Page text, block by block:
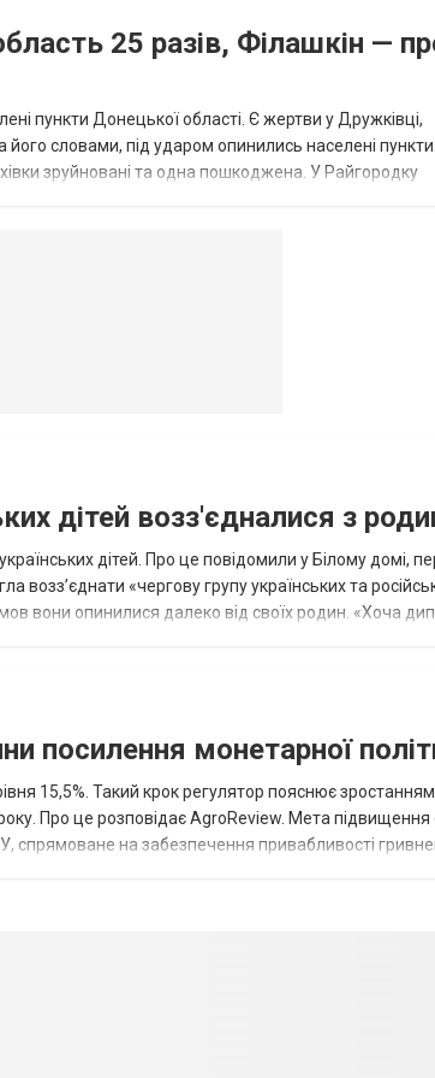
25 разів, Філашкін —
пункти Донецької області. Є жертви у Дружківці,
словами, під ударом опинились населені пункти
зруйновані та одна пошкоджена. У Райгородку
дітей возз'єдналися з
дітей. Про це повідомили у Білому домі,
«чергову групу українських та
вони опинилися далеко від своїх родин. «Хоча
посилення монетарної
15,5%. Такий крок регулятор пояснює
Про це розповідає AgroReview. Мета підвищення
спрямоване на забезпечення привабливості